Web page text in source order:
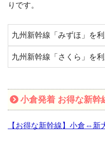
りです。
九州新幹線「みずほ」を利
九州新幹線「さくら」を利
小倉発着 お得な新幹
【お得な新幹線】小倉⇔新